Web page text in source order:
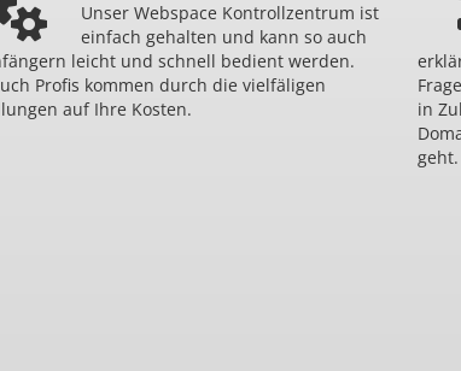
Unser Webspace Kontrollzentrum ist
einfach gehalten und kann so auch
leicht und schnell bedient werden.
Profis kommen durch die vielfäligen
auf Ihre Kosten.
in
geht.